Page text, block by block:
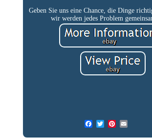
Geben Sie uns eine Chance, die Dinge
wir werden jedes Problem